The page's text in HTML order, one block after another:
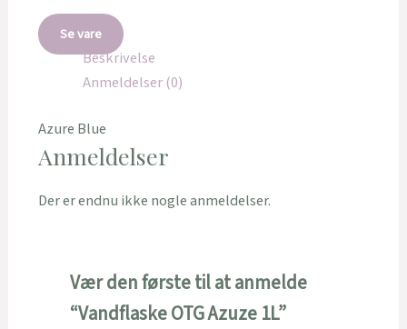
Se vare
Beskrivelse
Anmeldelser (0)
Azure Blue
Anmeldelser
Der er endnu ikke nogle anmeldelser.
Vær den første til at anmelde
“Vandflaske OTG Azuze 1L”